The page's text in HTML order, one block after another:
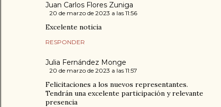
Juan Carlos Flores Zuniga
20 de marzo de 2023 a las 11:56
Excelente noticia
RESPONDER
Julia Fernández Monge
20 de marzo de 2023 a las 11:57
Felicitaciones a los nuevos representantes.
Tendrán una excelente participación y relevante
presencia